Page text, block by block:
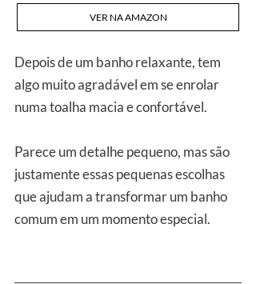
VER NA AMAZON
Depois de um banho relaxante, tem
algo muito agradável em se enrolar
numa toalha macia e confortável.
Parece um detalhe pequeno, mas são
justamente essas pequenas escolhas
que ajudam a transformar um banho
comum em um momento especial.